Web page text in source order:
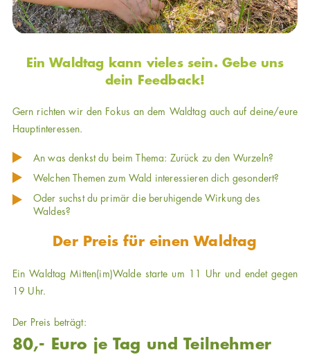
Ein Waldtag kann vieles sein. Gebe uns
dein Feedback!
Gern richten wir den Fokus an dem Waldtag auch auf deine/eure
Hauptinteressen.
An was denkst du beim Thema: Zurück zu den Wurzeln?
Welchen Themen zum Wald interessieren dich gesondert?
Oder suchst du primär die beruhigende Wirkung des
Waldes?
Der Preis für einen Waldtag
Ein Waldtag Mitten(im)Walde starte um 11 Uhr und endet gegen
19 Uhr.
Der Preis beträgt:
80,- Euro je Tag und Teilnehmer